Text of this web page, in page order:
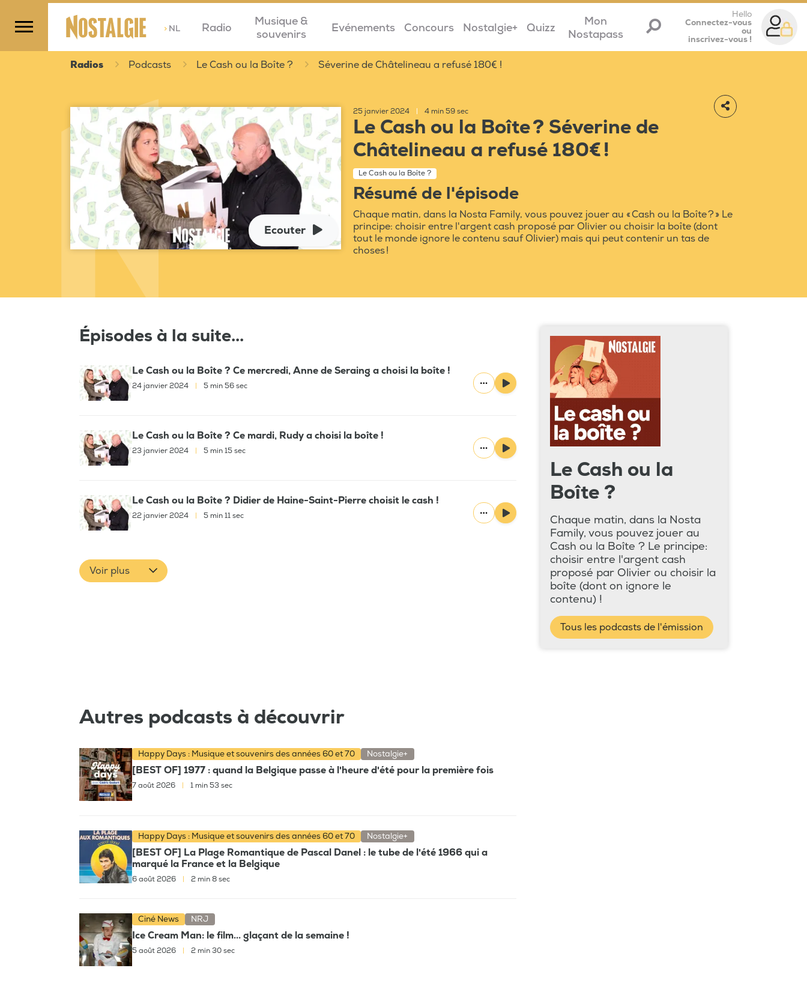
>NL Radio
Musique &
souvenirs
Evénements Concours Nostalgie+ Quizz
Mon
Nostapass
Hello
Connectez-vous
ou
inscrivez-vous !
Radios Podcasts Le Cash ou la Boîte ? Séverine de Châtelineau a refusé 180€ !
Ecouter
25 janvier 2024 4 min 59 sec
Le Cash ou la Boîte ? Séverine de
Châtelineau a refusé 180€ !
Le Cash ou la Boîte ?
Résumé de l'épisode
Chaque matin, dans la Nosta Family, vous pouvez jouer au « Cash ou la Boîte ? » Le
principe: choisir entre l'argent cash proposé par Olivier ou choisir la boîte (dont
tout le monde ignore le contenu sauf Olivier) mais qui peut contenir un tas de
choses !
Épisodes à la suite...
Le Cash ou la Boîte ? Ce mercredi, Anne de Seraing a choisi la boîte !
24 janvier 2024 5 min 56 sec
Le Cash ou la Boîte ? Ce mardi, Rudy a choisi la boîte !
23 janvier 2024 5 min 15 sec
Le Cash ou la Boîte ? Didier de Haine-Saint-Pierre choisit le cash !
22 janvier 2024 5 min 11 sec
Voir plus
Le Cash ou la
Boîte ?
Chaque matin, dans la Nosta
Family, vous pouvez jouer au
Cash ou la Boîte ? Le principe:
choisir entre l'argent cash
proposé par Olivier ou choisir la
boîte (dont on ignore le
contenu) !
Tous les podcasts de l'émission
Autres podcasts à découvrir
Happy Days : Musique et souvenirs des années 60 et 70 Nostalgie+
[BEST OF] 1977 : quand la Belgique passe à l'heure d'été pour la première fois
7 août 2026 1 min 53 sec
Happy Days : Musique et souvenirs des années 60 et 70 Nostalgie+
[BEST OF] La Plage Romantique de Pascal Danel : le tube de l'été 1966 qui a
marqué la France et la Belgique
6 août 2026 2 min 8 sec
Ciné News NRJ
Ice Cream Man: le film... glaçant de la semaine !
5 août 2026 | 2 min 30 sec